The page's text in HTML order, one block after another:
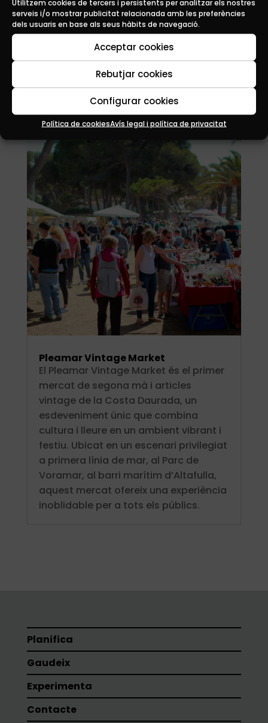
Utilitzem cookies de tercers i persistents per analitzar els nostres
serveis i/o mostrar publicitat relacionada amb les preferències
dels usuaris en base als seus hàbits de navegació.
Acceptar cookies
Rebutjar cookies
Configurar cookies
Política de cookiesAvís legal i política de privacitat
visitants de la zona. La Vila Closa, amb
els seus carrers empedrats i l’encant
històric de la plaça de l’Església, es
transforma en un escenari idíl·lic on es
respira l’autèntic esperit nadalenc.
Pleamar Vintage Market
El Pleamar Vintage Market és el primer
mercat de segona mà i articles
vintage de la Costa Daurada, un
esdeveniment únic que combina
cultura i lleure en un ambient vibrant i
festiu. Ubicat en un escenari privilegiat
a primera línia de mar, al Parc de
Voramar, al barri marítim d’Altafulla,
aquest mercat ofereix una experiència
inoblidable per a tots els públics.
Planifica
Gaudeix
Experimenta
Contacte